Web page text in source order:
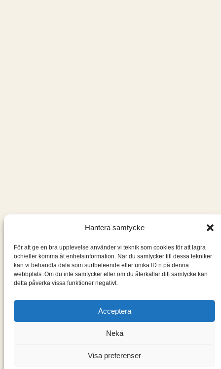
Hantera samtycke
För att ge en bra upplevelse använder vi teknik som cookies för att lagra
och/eller komma åt enhetsinformation. När du samtycker till dessa tekniker
kan vi behandla data som surfbeteende eller unika ID:n på denna
webbplats. Om du inte samtycker eller om du återkallar ditt samtycke kan
detta påverka vissa funktioner negativt.
Acceptera
Neka
Visa preferenser